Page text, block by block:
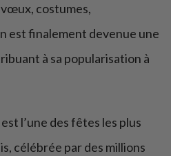
costumes,
est finalement devenue une
à sa popularisation à
l’une des fêtes les plus
célébrée par des millions